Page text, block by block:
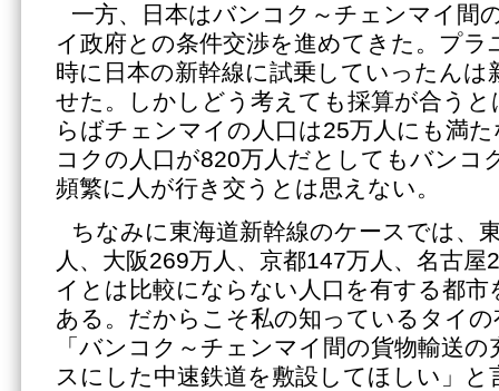
一方、日本はバンコク～チェンマイ間
イ政府との条件交渉を進めてきた。プラ
時に日本の新幹線に試乗していったんは
せた。しかしどう考えても採算が合う
らばチェンマイの人口は25万人にも満
コクの人口が820万人だとしてもバンコ
頻繁に人が行き交うとは思えない。
ちなみに東海道新幹線のケースでは、
人、大阪269万人、京都147万人、名古
イとは比較にならない人口を有する都
ある。だからこそ私の知っているタイ
「バンコク～チェンマイ間の貨物輸送
スにした中速鉄道を敷設してほしい」